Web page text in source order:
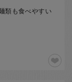
類も食べやすい